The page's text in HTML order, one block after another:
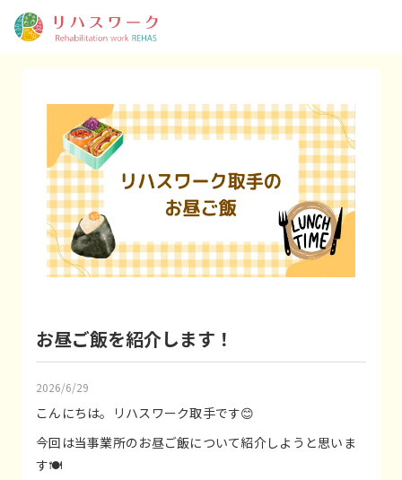
お昼ご飯を紹介します！
2026/6/29
こんにちは。リハスワーク取手です😊
今回は当事業所のお昼ご飯について紹介しようと思いま
す🍽️